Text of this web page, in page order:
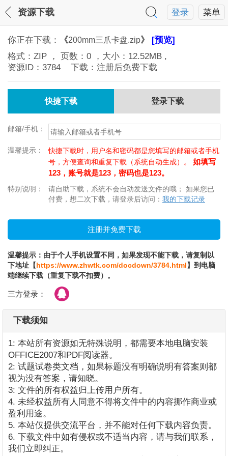
菜单
登录
资源下载
你正在下载： 《200mm三爪卡盘.zip》 [预览]
格式： ZIP ， 页数： 0 ，大小： 12.52MB ,
资源ID： 3784 下载：注册后免费下载
快捷下载 登录下载
邮箱/手机：
温馨提示：
快捷下载时，用户名和密码都是您填写的邮箱或者手机
号，方便查询和重复下载（系统自动生成）。 如填写
123，账号就是123，密码也是123。
特别说明：
请自助下载，系统不会自动发送文件的哦； 如果您已
付费，想二次下载，请登录后访问： 我的下载记录
温馨提示：由于个人手机设置不同，如果发现不能下载，请复制以
下地址【https://www.zhwtk.com/docdown/3784.html】到电脑
端继续下载（重复下载不扣费）。
三方登录：
下载须知
1: 本站所有资源如无特殊说明，都需要本地电脑安装
OFFICE2007和PDF阅读器。
2: 试题试卷类文档，如果标题没有明确说明有答案则都
视为没有答案，请知晓。
3: 文件的所有权益归上传用户所有。
4. 未经权益所有人同意不得将文件中的内容挪作商业或
盈利用途。
5. 本站仅提供交流平台，并不能对任何下载内容负责。
6. 下载文件中如有侵权或不适当内容，请与我们联系，
我们立即纠正。